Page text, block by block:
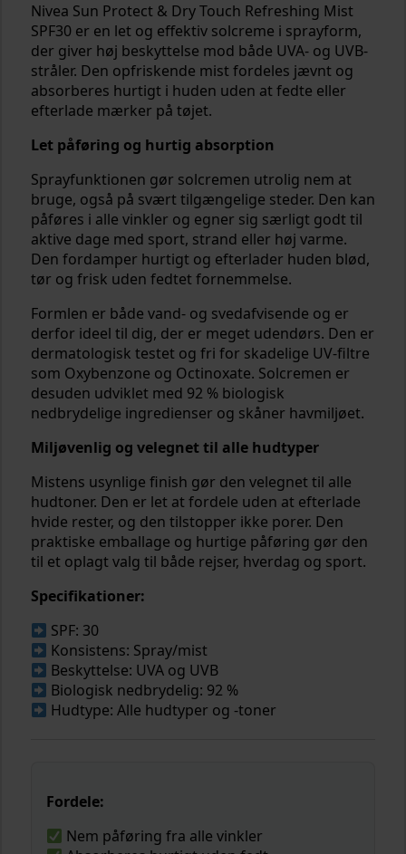
Nivea Sun Protect & Dry Touch Refreshing Mist
SPF30 er en let og effektiv solcreme i sprayform,
der giver høj beskyttelse mod både UVA- og UVB-
stråler. Den opfriskende mist fordeles jævnt og
absorberes hurtigt i huden uden at fedte eller
efterlade mærker på tøjet.
Let påføring og hurtig absorption
Sprayfunktionen gør solcremen utrolig nem at
bruge, også på svært tilgængelige steder. Den kan
påføres i alle vinkler og egner sig særligt godt til
aktive dage med sport, strand eller høj varme.
Den fordamper hurtigt og efterlader huden blød,
tør og frisk uden fedtet fornemmelse.
Formlen er både vand- og svedafvisende og er
derfor ideel til dig, der er meget udendørs. Den er
dermatologisk testet og fri for skadelige UV-filtre
som Oxybenzone og Octinoxate. Solcremen er
desuden udviklet med 92 % biologisk
nedbrydelige ingredienser og skåner havmiljøet.
Miljøvenlig og velegnet til alle hudtyper
Mistens usynlige finish gør den velegnet til alle
hudtoner. Den er let at fordele uden at efterlade
hvide rester, og den tilstopper ikke porer. Den
praktiske emballage og hurtige påføring gør den
til et oplagt valg til både rejser, hverdag og sport.
Specifikationer:
SPF: 30
Konsistens: Spray/mist
Beskyttelse: UVA og UVB
Biologisk nedbrydelig: 92 %
Hudtype: Alle hudtyper og -toner
Fordele:
Nem påføring fra alle vinkler